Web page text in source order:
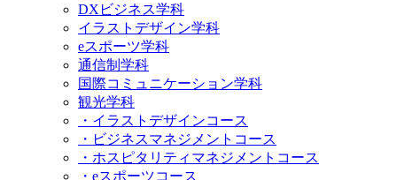
DXビジネス学科
イラストデザイン学科
eスポーツ学科
通信制学科
国際コミュニケーション学科
観光学科
・イラストデザインコース
・ビジネスマネジメントコース
・ホスピタリティマネジメントコース
・eスポーツコース